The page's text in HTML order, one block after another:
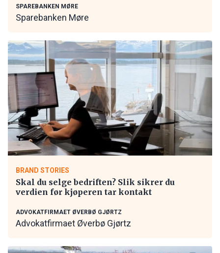
SPAREBANKEN MØRE
Sparebanken Møre
BRAND STORIES
Skal du selge bedriften? Slik sikrer du
verdien før kjøperen tar kontakt
ADVOKATFIRMAET ØVERBØ GJØRTZ
Advokatfirmaet Øverbø Gjørtz